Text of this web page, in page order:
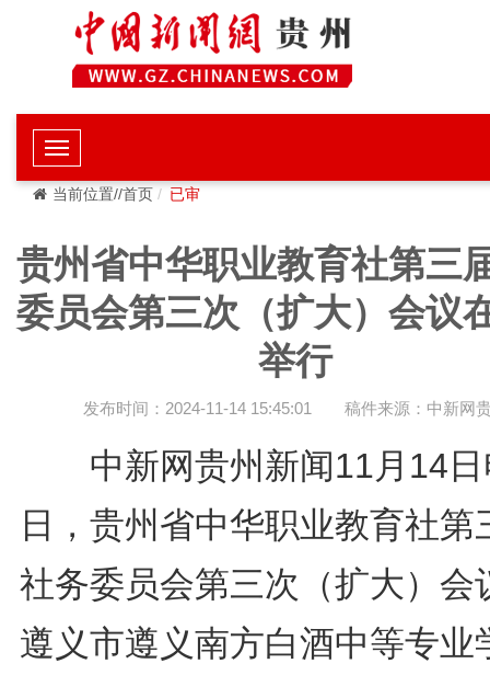
当前位置//首页 已审
贵州省中华职业教育社第三
委员会第三次（扩大）会议
举行
发布时间：2024-11-14 15:45:01 稿件来源：中新网
中新网贵州新闻11月14日
日，贵州省中华职业教育社第
社务委员会第三次（扩大）会
遵义市遵义南方白酒中等专业